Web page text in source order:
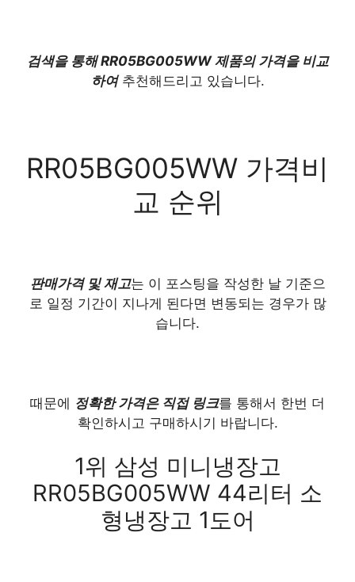
검색을 통해 RR05BG005WW 제품의 가격을 비교
하여추천해드리고 있습니다.
RR05BG005WW 가격비
교 순위
판매가격 및 재고는 이 포스팅을 작성한 날 기준으
로 일정 기간이 지나게 된다면 변동되는 경우가 많
습니다.
때문에 정확한 가격은 직접 링크를 통해서 한번 더
확인하시고 구매하시기 바랍니다.
1위 삼성 미니냉장고
RR05BG005WW 44리터 소
형냉장고 1도어